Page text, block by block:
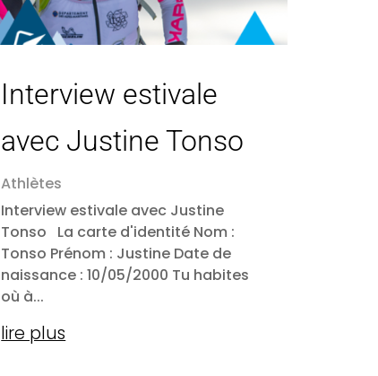
Interview estivale
avec Justine Tonso
Athlètes
Interview estivale avec Justine
Tonso La carte d'identité Nom :
Tonso Prénom : Justine Date de
naissance : 10/05/2000 Tu habites
où à...
lire plus